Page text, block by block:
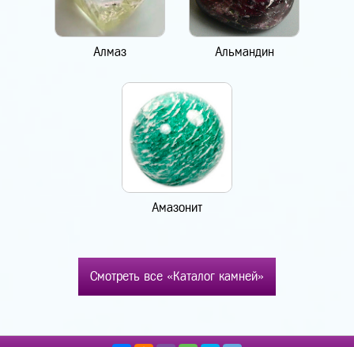
Алмаз Альмандин
Амазонит
Смотреть все «Каталог камней»